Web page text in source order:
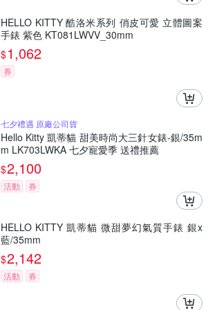
HELLO KITTY 酷洛米系列 俏皮可愛 立體圖案
手錶 紫色 KT081LWVV_30mm
$1,062
券
七夕禮遇 原廠公司貨
Hello Kitty 凱蒂貓 甜美時尚大三針女錶-銀/35m
m LK703LWKA 七夕寵愛季 送禮推薦
$2,100
活動 券
HELLO KITTY 凱蒂貓 微甜夢幻氣質手錶 銀x
藍/35mm
$2,142
活動 券